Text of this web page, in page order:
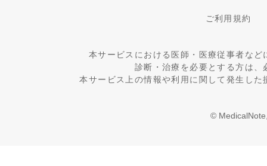
ご利用規約
本サービスにおける医師・医療従事者な
診断・治療を必要とする方は
本サービス上の情報や利用に関して発生し
©